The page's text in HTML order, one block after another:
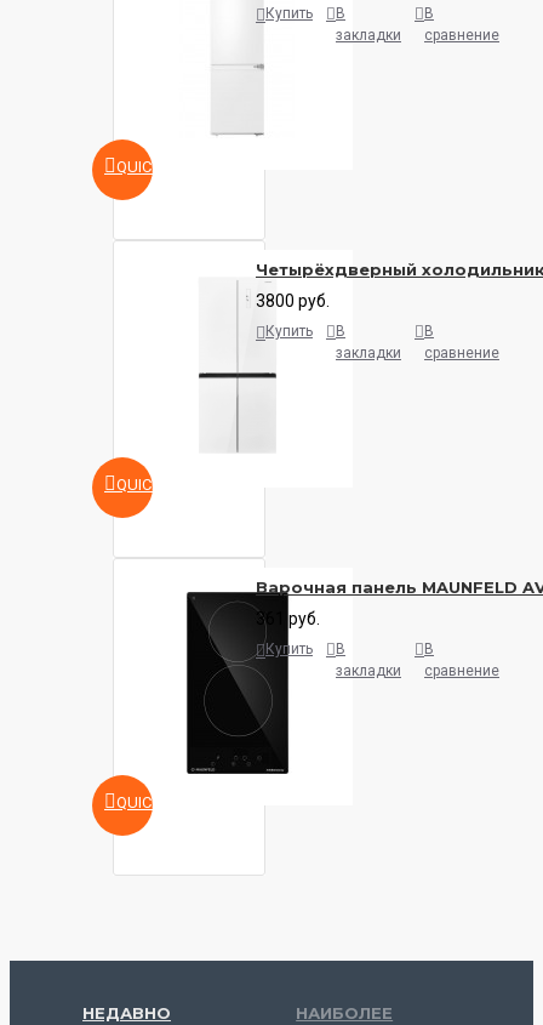
QUICKVIEW
Купить
В
закладки
В
сравнение
QUICKVIEW
Четырёхдверный холодильник
3800 руб.
Купить
В
закладки
В
сравнение
QUICKVIEW
Варочная панель MAUNFELD
361 руб.
Купить
В
закладки
В
сравнение
НЕДАВНО
НАИБОЛЕЕ